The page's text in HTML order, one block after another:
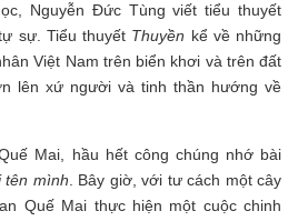
Nguyễn Đức Tùng viết tiểu thuyết
sự. Tiểu thuyết Thuyền kể về những
Việt Nam trên biển khơi và trên đất
lên xứ người và tinh thần hướng về
Mai, hầu hết công chúng nhớ bài
tên mình . Bây giờ, với tư cách một cây
Quế Mai thực hiện một cuộc chinh